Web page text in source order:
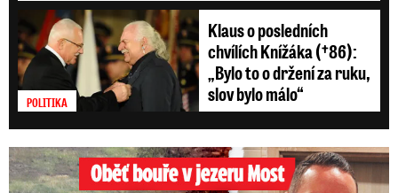
POLITIKA
Klaus o posledních
chvílích Knížáka (†86):
„Bylo to o držení za ruku,
slov bylo málo“
Oběť bouře v jezeru Most: Zemřel táta Dominik (†28)